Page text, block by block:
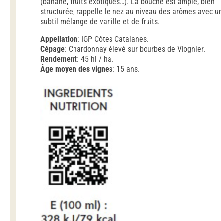
structurée, rappelle le nez au niveau des arômes avec
subtil mélange de vanille et de fruits.
Appellation: IGP Côtes Catalanes.
Cépage: Chardonnay élevé sur bourbes de Viognier.
Rendement: 45 hl / ha.
Âge moyen des vignes: 15 ans.